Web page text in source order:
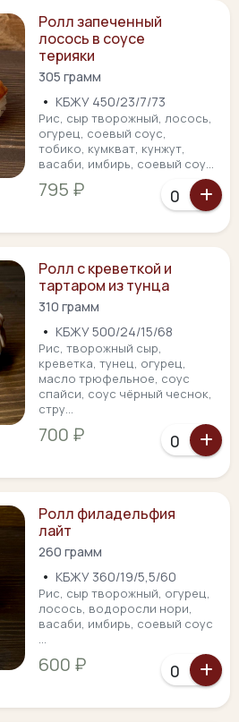
Ролл запеченный
лосось в соусе
терияки
305 грамм
• КБЖУ 450/23/7/73
Рис, сыр творожный, лосось,
огурец, соевый соус,
тобико, кумкват, кунжут,
васаби, имбирь, соевый соу...
795 ₽
Ролл с креветкой и
тартаром из тунца
310 грамм
• КБЖУ 500/24/15/68
Рис, творожный сыр,
креветка, тунец, огурец,
масло трюфельное, соус
спайси, соус чёрный чеснок,
стру...
700 ₽
Ролл филадельфия
лайт
260 грамм
• КБЖУ 360/19/5,5/60
Рис, сыр творожный, огурец,
лосось, водоросли нори,
васаби, имбирь, соевый соус
...
600 ₽